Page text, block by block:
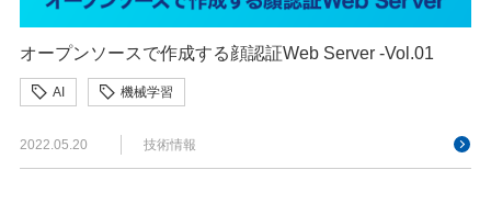
オープンソースで作成する顔認証Web Server -Vol.01
AI 機械学習
2022.05.20 技術情報